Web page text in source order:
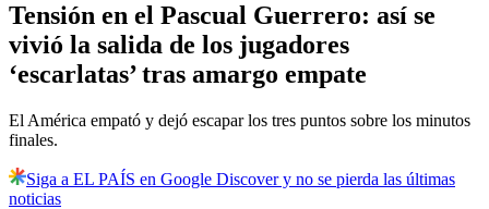
Tensión en el Pascual Guerrero: así se
vivió la salida de los jugadores
‘escarlatas’ tras amargo empate
El América empató y dejó escapar los tres puntos sobre los minutos
finales.
Siga a EL PAÍS en Google Discover y no se pierda las últimas
noticias